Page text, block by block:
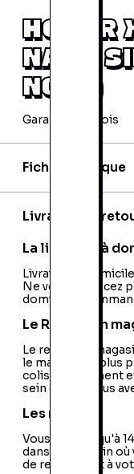
HONOR
NANO
NOIR )
Garantie 24 mois
Fiche technique
Model:
Livraison et
La livraison à
Livraison à
Ne vous déplacez
domicile !
Le Retrait en
Le retrait en
le magasin le plus
colis directement
sein duquel vous
Les retours
Vous avez jusqu'à
dans le magasin
de retour sont à